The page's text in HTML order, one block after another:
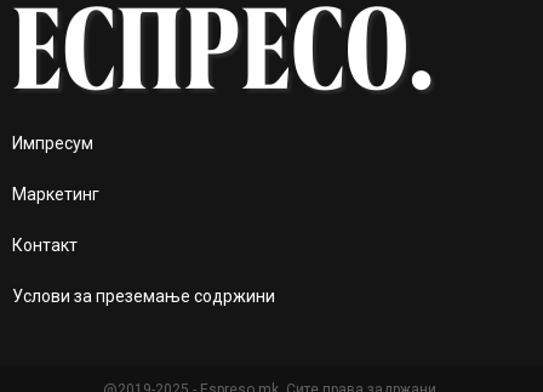
Импресум
Маркетинг
Контакт
Услови за преземање содржини